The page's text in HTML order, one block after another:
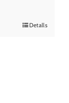
Detalls